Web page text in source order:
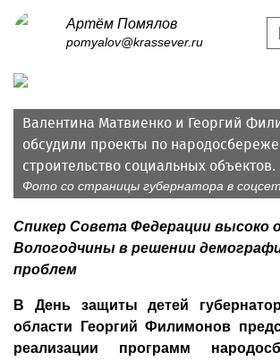
Артём Помялов
pomyalov@krassever.ru
Валентина Матвиенко и Георгий
обсудили проекты по
строительство социальных объектов.
Фото со страницы губернатора в
Спикер Совета Федерации высоко
Вологодчины в решении
проблем
В День защиты детей
области Георгий Филимонов
реализации программ